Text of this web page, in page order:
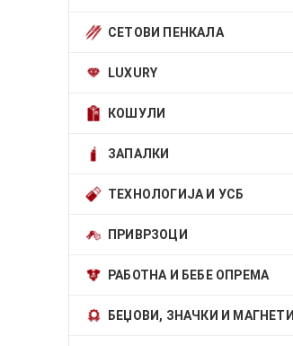
СЕТОВИ ПЕНКАЛА
LUXURY
КОШУЛИ
ЗАПАЛКИ
ТЕХНОЛОГИЈА И УСБ
ПРИВРЗОЦИ
РАБОТНА И БЕБЕ ОПРЕМА
БЕЏОВИ, ЗНАЧКИ И МАГНЕТИ